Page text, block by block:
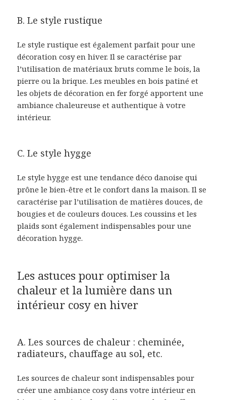
B. Le style rustique
Le style rustique est également parfait pour une
décoration cosy en hiver. Il se caractérise par
l’utilisation de matériaux bruts comme le bois, la
pierre ou la brique. Les meubles en bois patiné et
les objets de décoration en fer forgé apportent une
ambiance chaleureuse et authentique à votre
intérieur.
C. Le style hygge
Le style hygge est une tendance déco danoise qui
prône le bien-être et le confort dans la maison. Il se
caractérise par l’utilisation de matières douces, de
bougies et de couleurs douces. Les coussins et les
plaids sont également indispensables pour une
décoration hygge.
Les astuces pour optimiser la
chaleur et la lumière dans un
intérieur cosy en hiver
A. Les sources de chaleur : cheminée,
radiateurs, chauffage au sol, etc.
Les sources de chaleur sont indispensables pour
créer une ambiance cosy dans votre intérieur en